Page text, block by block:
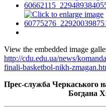
View the embedded image
http://cdu.edu.ua/news/
finali-basketbol-nikh-
Прес-служба Черкаського
Богдана